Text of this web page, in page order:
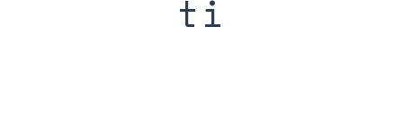
ti